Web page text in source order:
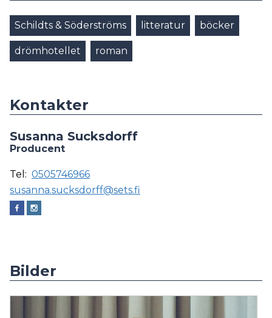
Schildts & Söderströms litteratur böcker
drömhotellet roman
Kontakter
Susanna Sucksdorff
Producent
Tel: 0505746966
susanna.sucksdorff@sets.fi
Bilder